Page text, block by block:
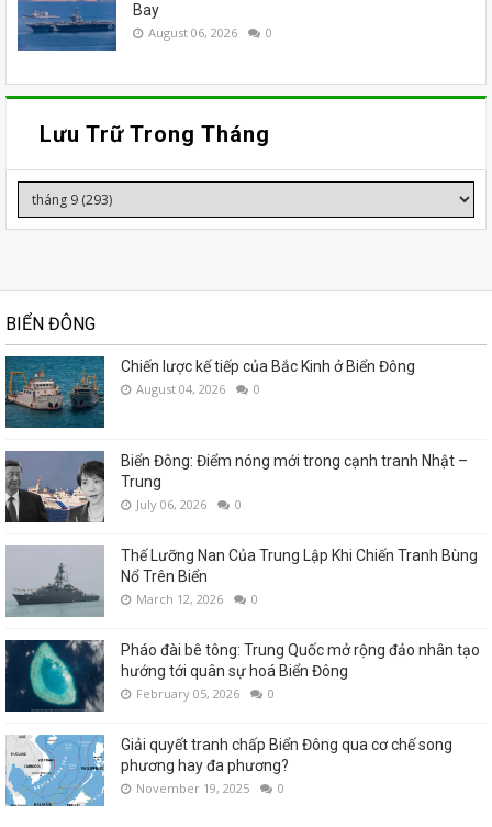
Bay
August 06, 2026 0
Lưu Trữ Trong Tháng
BIỂN ĐÔNG
Chiến lược kế tiếp của Bắc Kinh ở Biển Đông
August 04, 2026 0
Biển Đông: Điểm nóng mới trong cạnh tranh Nhật –
Trung
July 06, 2026 0
Thế Lưỡng Nan Của Trung Lập Khi Chiến Tranh Bùng
Nổ Trên Biển
March 12, 2026 0
Pháo đài bê tông: Trung Quốc mở rộng đảo nhân tạo
hướng tới quân sự hoá Biển Đông
February 05, 2026 0
Giải quyết tranh chấp Biển Đông qua cơ chế song
phương hay đa phương?
November 19, 2025 0